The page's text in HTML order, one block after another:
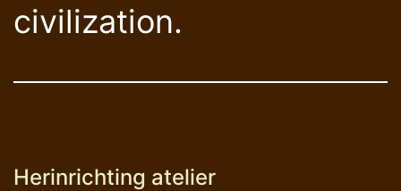
civilization.
Herinrichting atelier